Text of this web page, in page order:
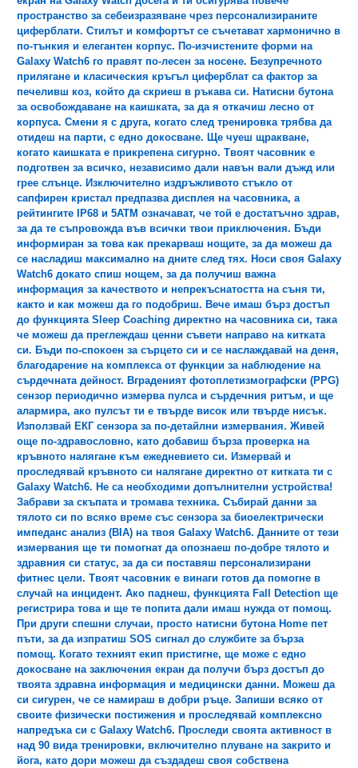
пространство за себеизразяване чрез персонализираните
циферблати. Стилът и комфортът се съчетават хармонично в
по-тънкия и елегантен корпус. По-изчистените форми на
Galaxy Watch6 го правят по-лесен за носене. Безупречното
прилягане и класическия кръгъл циферблат са фактор за
печеливш коз, който да скриеш в ръкава си. Натисни бутона
за освобождаване на каишката, за да я откачиш лесно от
корпуса. Смени я с друга, когато след тренировка трябва да
отидеш на парти, с едно докосване. Ще чуеш щракване,
когато каишката е прикрепена сигурно. Твоят часовник е
подготвен за всичко, независимо дали навън вали дъжд или
грее слънце. Изключително издръжливото стъкло от
сапфирен кристал предпазва дисплея на часовника, а
рейтингите IP68 и 5ATM означават, че той е достатъчно здрав,
за да те съпровожда във всички твои приключения. Бъди
информиран за това как прекарваш нощите, за да можеш да
се насладиш максимално на дните след тях. Носи своя Galaxy
Watch6 докато спиш нощем, за да получиш важна
информация за качеството и непрекъснатостта на съня ти,
както и как можеш да гo подобриш. Вече имаш бърз достъп
до функцията Sleep Coaching директно на часовника си, така
че можеш да преглеждаш ценни съвети направо на китката
си. Бъди по-спокоен за сърцето си и се наслаждавай на деня,
благодарение на комплекса от функции за наблюдение на
сърдечната дейност. Вграденият фотоплетизмографски (PPG)
сензор периодично измерва пулса и сърдечния ритъм, и ще
алармира, ако пулсът ти е твърде висок или твърде нисък.
Използвай ЕКГ сензора за по-детайлни измервания. Живей
още по-здравословно, като добавиш бърза проверка на
кръвното налягане към ежедневието си. Измервай и
проследявай кръвното си налягане директно от китката ти с
Galaxy Watch6. Не са необходими допълнителни устройства!
Забрави за скъпата и тромава техника. Събирай данни за
тялото си по всяко време със сензора за биоелектрически
импеданс анализ (BIA) на твоя Galaxy Watch6. Данните от тези
измервания ще ти помогнат да опознаеш по-добре тялото и
здравния си статус, за да си поставяш персонализирани
фитнес цели. Твоят часовник е винаги готов да помогне в
случай на инцидент. Ако паднеш, функцията Fall Detection ще
регистрира това и ще те попита дали имаш нужда от помощ.
При други спешни случаи, просто натисни бутонa Home пет
пъти, за да изпратиш SOS сигнал до службите за бърза
помощ. Когато техният екип пристигне, ще може с едно
докосване на заключения екран да получи бърз достъп до
твоята здравна информация и медицински данни. Можеш да
си сигурен, че се намираш в добри ръце. Запиши всяко от
своите физически постижения и проследявай комплексно
напредъка си с Galaxy Watch6. Проследи своята активност в
над 90 вида тренировки, включително плуване на закрито и
йога, като дори можеш да създадеш своя собствена